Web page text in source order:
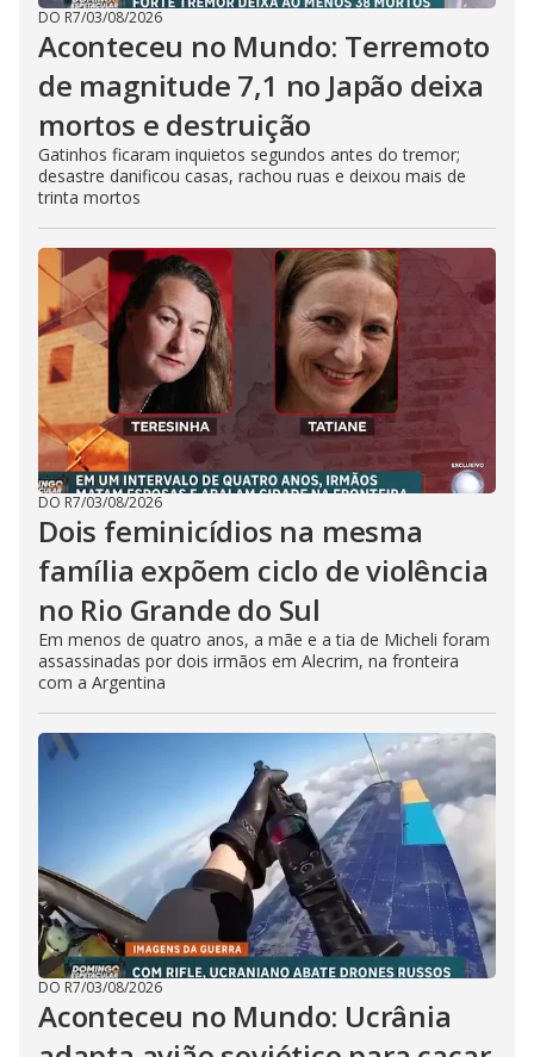
DO R7/03/08/2026
Aconteceu no Mundo: Terremoto
de magnitude 7,1 no Japão deixa
mortos e destruição
Gatinhos ficaram inquietos segundos antes do tremor;
desastre danificou casas, rachou ruas e deixou mais de
trinta mortos
DO R7/03/08/2026
Dois feminicídios na mesma
família expõem ciclo de violência
no Rio Grande do Sul
Em menos de quatro anos, a mãe e a tia de Micheli foram
assassinadas por dois irmãos em Alecrim, na fronteira
com a Argentina
DO R7/03/08/2026
Aconteceu no Mundo: Ucrânia